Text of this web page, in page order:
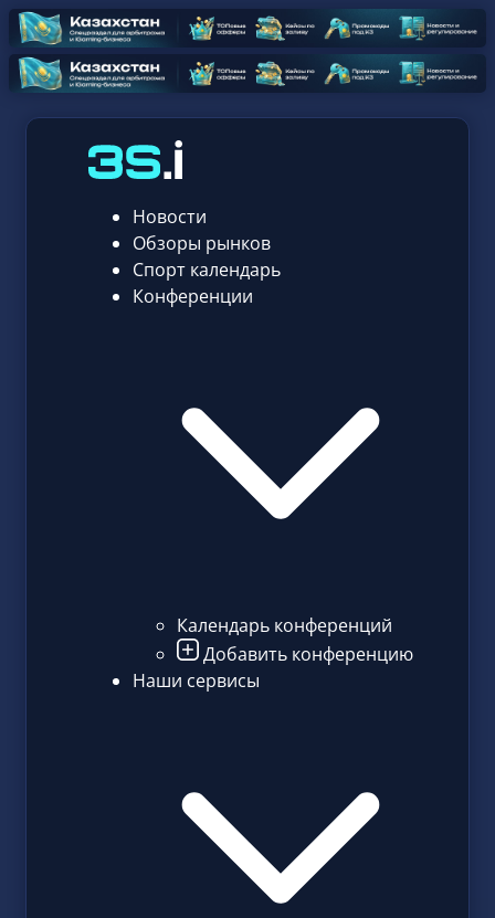
Новости
Обзоры рынков
Спорт календарь
Конференции
Календарь конференций
Добавить конференцию
Наши сервисы